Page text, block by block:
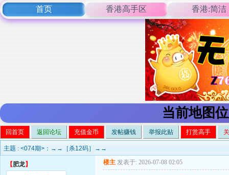
首页 香港高手区 香港:简洁
当前地图
回首页 返回论坛 充值金币 发帖赚钱 举报此贴 打赏高手
主题 : <074期>：→→［杀12码］→→
【肥龙】 楼主 发表于: 2026-07-08 02:05